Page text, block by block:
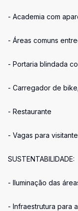
- Academia com
- Áreas comuns
- Portaria blindada
- Carregador de
- Restaurante
- Vagas para
SUSTENTABILIDADE:
- Iluminação das
- Infraestrutura para